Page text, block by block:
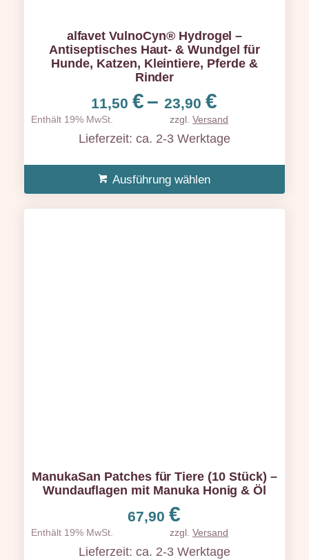
alfavet VulnoCyn® Hydrogel –
Antiseptisches Haut- & Wundgel für
Hunde, Katzen, Kleintiere, Pferde &
Rinder
11,50€–23,90€
11,50 €
bis
23,90 €
Enthält 19% MwSt. zzgl. Versand
Lieferzeit: ca. 2-3 Werktage
Ausführung wählen
ManukaSan Patches für Tiere (10 Stück) –
Wundauflagen mit Manuka Honig & Öl
67,90€
Enthält 19% MwSt. zzgl. Versand
Lieferzeit: ca. 2-3 Werktage